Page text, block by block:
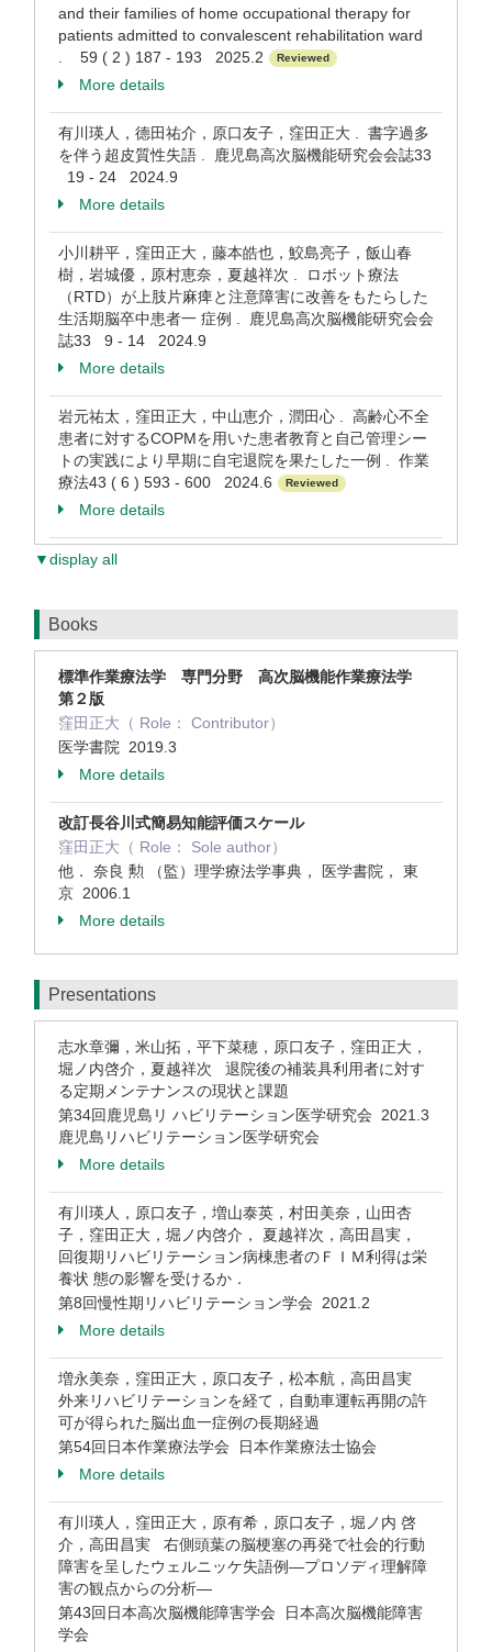
and their families of home occupational therapy for
patients admitted to convalescent rehabilitation ward
. 59 ( 2 ) 187 - 193 2025.2
Reviewed
More details
有川瑛人，德田祐介，原口友子，窪田正大 . 書字過多
を伴う超皮質性失語 . 鹿児島高次脳機能研究会会誌33
19 - 24 2024.9
More details
小川耕平，窪田正大，藤本皓也，鮫島亮子，飯山春
樹，岩城優，原村恵奈，夏越祥次 . ロボット療法
（RTD）が上肢片麻痺と注意障害に改善をもたらした
生活期脳卒中患者一 症例 . 鹿児島高次脳機能研究会会
誌33 9 - 14 2024.9
More details
岩元祐太，窪田正大，中山恵介，潤田心 . 高齢心不全
患者に対するCOPMを用いた患者教育と自己管理シー
トの実践により早期に自宅退院を果たした一例 . 作業
療法43 ( 6 ) 593 - 600 2024.6
Reviewed
More details
▼display all
Books
標準作業療法学 専門分野 高次脳機能作業療法学
第２版
窪田正大（ Role： Contributor）
医学書院 2019.3
More details
改訂長谷川式簡易知能評価スケール
窪田正大（ Role： Sole author）
他． 奈良 勲 （監）理学療法学事典， 医学書院， 東
京 2006.1
More details
Presentations
志水章彌，米山拓，平下菜穂，原口友子，窪田正大，
堀ノ内啓介，夏越祥次 退院後の補装具利用者に対す
る定期メンテナンスの現状と課題
第34回鹿児島リ ハビリテーション医学研究会 2021.3
鹿児島リハビリテーション医学研究会
More details
有川瑛人，原口友子，増山泰英，村田美奈，山田杏
子，窪田正大，堀ノ内啓介， 夏越祥次，高田昌実，
回復期リハビリテーション病棟患者のＦＩＭ利得は栄
養状 態の影響を受けるか．
第8回慢性期リハビリテーション学会 2021.2
More details
増永美奈，窪田正大，原口友子，松本航，高田昌実
外来リハビリテーションを経て，自動車運転再開の許
可が得られた脳出血一症例の長期経過
第54回日本作業療法学会 日本作業療法士協会
More details
有川瑛人，窪田正大，原有希，原口友子，堀ノ内 啓
介，高田昌実 右側頭葉の脳梗塞の再発で社会的行動
障害を呈したウェルニッケ失語例―プロソディ理解障
害の観点からの分析―
第43回日本高次脳機能障害学会 日本高次脳機能障害
学会